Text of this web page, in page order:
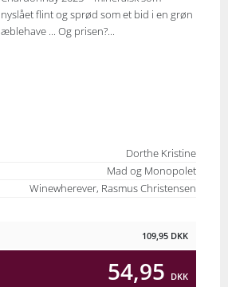
nyslået flint og sprød som et bid i en grøn
æblehave ... Og prisen?...
Dorthe Kristine
Mad og Monopolet
Winewherever, Rasmus Christensen
109,95 DKK
54,95 DKK